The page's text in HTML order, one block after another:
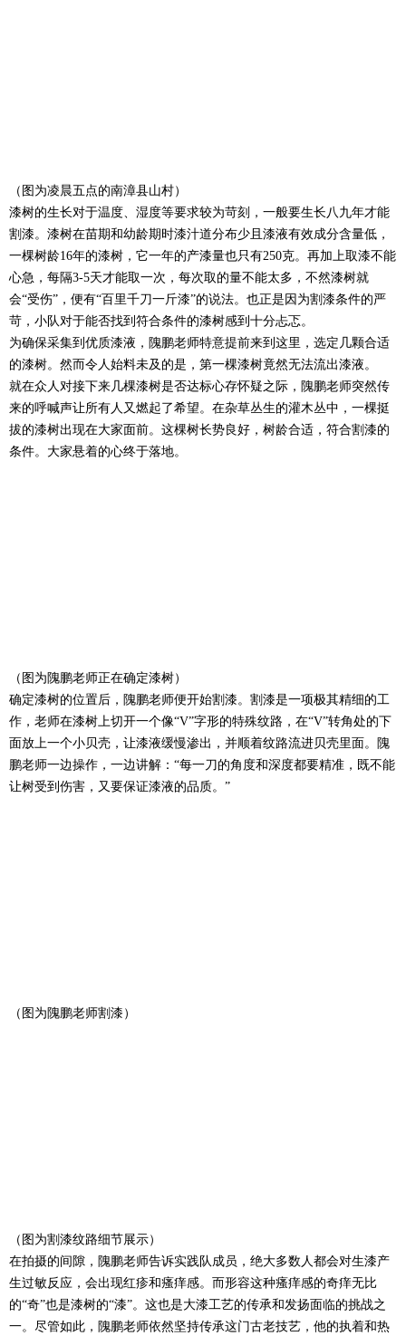
（图为凌晨五点的南漳县山村）
漆树的生长对于温度、湿度等要求较为苛刻，一般要生长八九年才能
割漆。漆树在苗期和幼龄期时漆汁道分布少且漆液有效成分含量低，
一棵树龄16年的漆树，它一年的产漆量也只有250克。再加上取漆不能
心急，每隔3-5天才能取一次，每次取的量不能太多，不然漆树就
会“受伤”，便有“百里千刀一斤漆”的说法。也正是因为割漆条件的严
苛，小队对于能否找到符合条件的漆树感到十分忐忑。
为确保采集到优质漆液，隗鹏老师特意提前来到这里，选定几颗合适
的漆树。然而令人始料未及的是，第一棵漆树竟然无法流出漆液。
就在众人对接下来几棵漆树是否达标心存怀疑之际，隗鹏老师突然传
来的呼喊声让所有人又燃起了希望。在杂草丛生的灌木丛中，一棵挺
拔的漆树出现在大家面前。这棵树长势良好，树龄合适，符合割漆的
条件。大家悬着的心终于落地。
（图为隗鹏老师正在确定漆树）
确定漆树的位置后，隗鹏老师便开始割漆。割漆是一项极其精细的工
作，老师在漆树上切开一个像“V”字形的特殊纹路，在“V”转角处的下
面放上一个小贝壳，让漆液缓慢渗出，并顺着纹路流进贝壳里面。隗
鹏老师一边操作，一边讲解：“每一刀的角度和深度都要精准，既不能
让树受到伤害，又要保证漆液的品质。”
（图为隗鹏老师割漆）
（图为割漆纹路细节展示）
在拍摄的间隙，隗鹏老师告诉实践队成员，绝大多数人都会对生漆产
生过敏反应，会出现红疹和瘙痒感。而形容这种瘙痒感的奇痒无比
的“奇”也是漆树的“漆”。这也是大漆工艺的传承和发扬面临的挑战之
一。尽管如此，隗鹏老师依然坚持传承这门古老技艺，他的执着和热